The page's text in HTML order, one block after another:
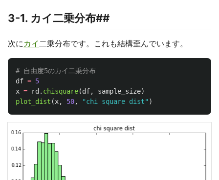
3-1. カイ二乗分布##
次にカイ二乗分布です。これも結構歪んでいます。
df = 5
x = rd . chisquare(df, sample_size)
plot_dist (x, 50, "chi square dist" )